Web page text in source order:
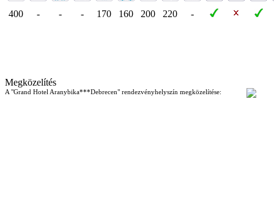
400 - - - 170 160 200 220 -
Megközelítés
A "Grand Hotel Aranybika***Debrecen" rendezvényhelyszín megközelítése: